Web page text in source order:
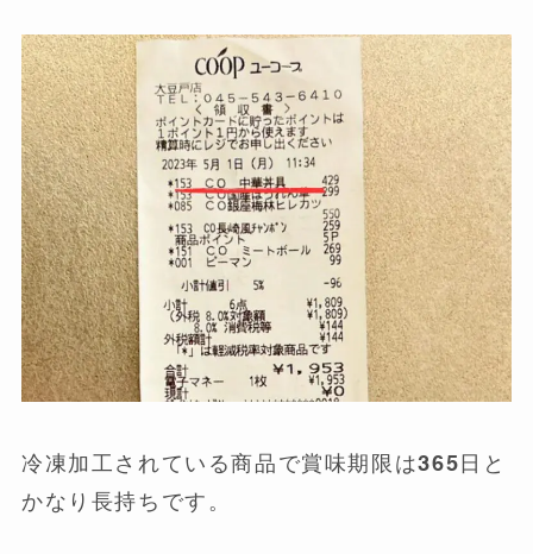
冷凍加工されている商品で賞味期限は365日と
かなり長持ちです。